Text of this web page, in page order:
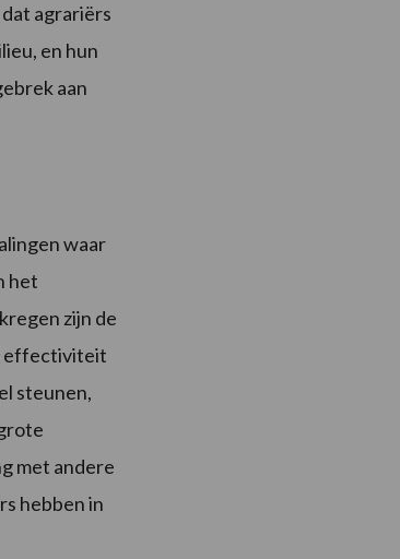
agrariërs
en hun
aan
waar
het
zijn de
effectiviteit
steunen,
met andere
hebben in